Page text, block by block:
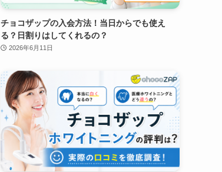
チョコザップの入会方法！当日からでも使え
る？日割りはしてくれるの？
2026年6月11日